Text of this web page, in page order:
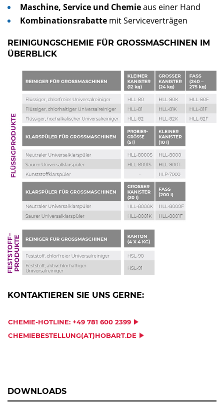
Maschine, Service und Chemieaus einer Hand
Kombinationsrabatte mit Serviceverträgen
REINIGUNGSCHEMIE FÜR GROSSMASCHINEN IM Ü
BERBLICK
KONTAKTIEREN SIE UNS GERNE:
CHEMIE-HOTLINE: +49 781 600 2399
CHEMIEBESTELLUNG(AT)HOBART.DE
DOWNLOADS